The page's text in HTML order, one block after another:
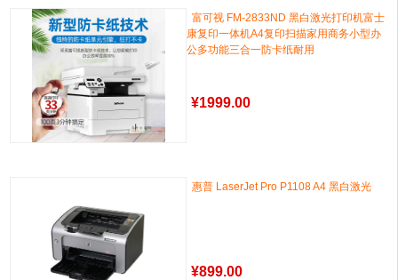
富可视 FM-2833ND 黑白激光打印机富士
康复印一体机A4复印扫描家用商务小型办
公多功能三合一防卡纸耐用
¥1999.00
惠普 LaserJet Pro P1108 A4 黑白激光
¥899.00